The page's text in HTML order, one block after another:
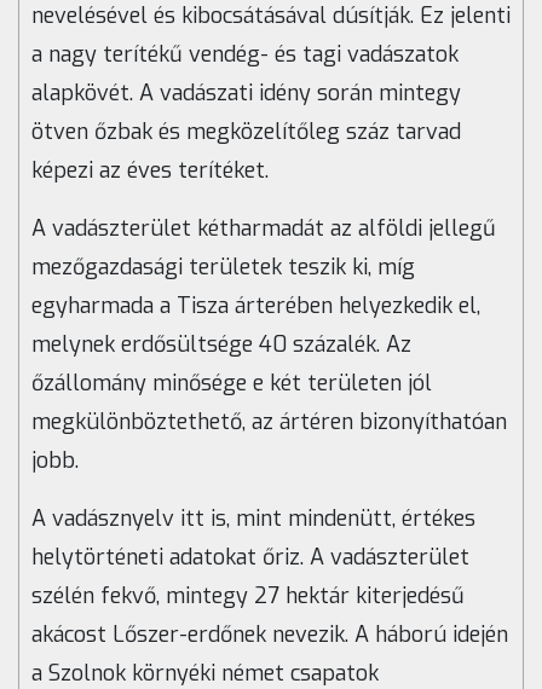
nevelésével és kibocsátásával dúsítják. Ez jelenti
a nagy terítékű vendég- és tagi vadászatok
alapkövét. A vadászati idény során mintegy
ötven őzbak és megközelítőleg száz tarvad
képezi az éves terítéket.
A vadászterület kétharmadát az alföldi jellegű
mezőgazdasági területek teszik ki, míg
egyharmada a Tisza árterében helyezkedik el,
melynek erdősültsége 40 százalék. Az
őzállomány minősége e két területen jól
megkülönböztethető, az ártéren bizonyíthatóan
jobb.
A vadásznyelv itt is, mint mindenütt, értékes
helytörténeti adatokat őriz. A vadászterület
szélén fekvő, mintegy 27 hektár kiterjedésű
akácost Lőszer-erdőnek nevezik. A háború idején
a Szolnok környéki német csapatok